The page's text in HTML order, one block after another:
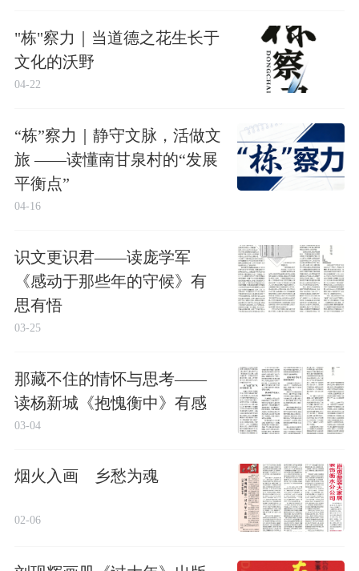
"栋"察力｜当道德之花生长于
文化的沃野
04-22
“栋”察力｜静守文脉，活做文
旅 ——读懂南甘泉村的“发展
平衡点”
04-16
识文更识君——读庞学军
《感动于那些年的守候》有
思有悟
03-25
那藏不住的情怀与思考——
读杨新城《抱愧衡中》有感
03-04
烟火入画 乡愁为魂
02-06